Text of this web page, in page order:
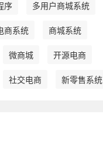
序 多用户商城系统
商系统 商城系统
微商城 开源电商
社交电商 新零售系统